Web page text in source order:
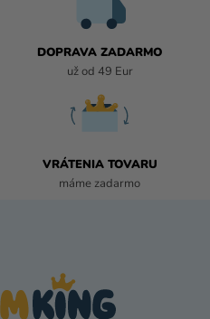
DOPRAVA ZADARMO
už od 49 Eur
VRÁTENIA TOVARU
máme zadarmo